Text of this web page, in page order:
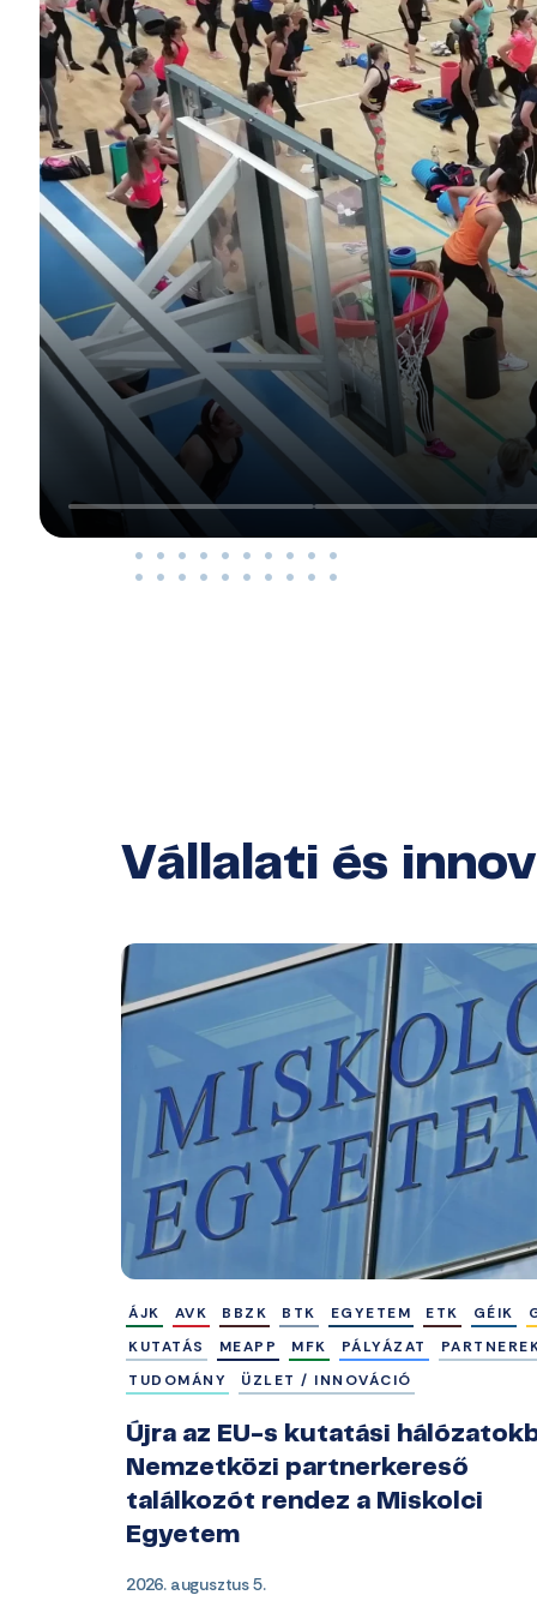
Vállalati és
ÁJK AVK BBZK BTK EGYETEM ETK GÉIK
KUTATÁS
MEAPP MFK PÁLYÁZAT
TUDOMÁNY
ÜZLET / INNOVÁCIÓ
Újra az EU-s kutatási
Nemzetközi partnerkereső
találkozót rendez a Miskolci
Egyetem
2026. augusztus 5.